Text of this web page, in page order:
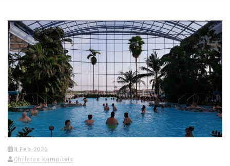
8 Feb 2026
Christos Kampitsis